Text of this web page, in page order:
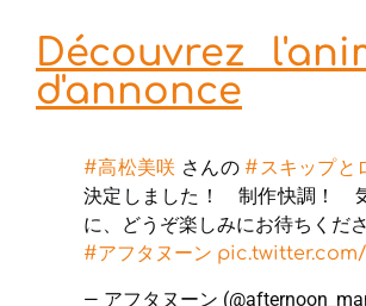
Découvrez
d'annonce
#高松美咲 さんの #スキップと
決定しました！ 制作快調！ 気
に、どうぞ楽しみにお待ちくだ
#アフタヌーン pic.twitter.com/
— アフタヌーン